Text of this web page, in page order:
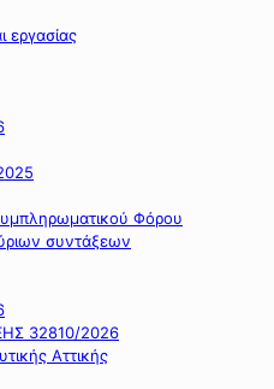
εργασίας
Φόρου
συντάξεων
32810/2026
Αττικής